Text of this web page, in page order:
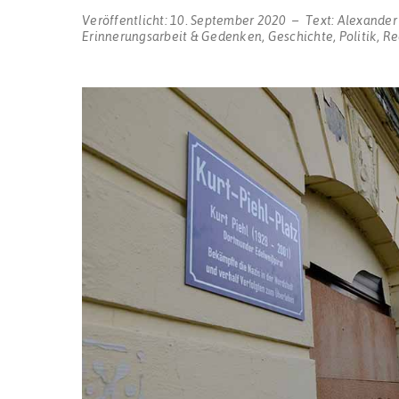
Veröffentlicht: 10. September 2020 Text:
Erinnerungsarbeit & Gedenken Geschichte Politik